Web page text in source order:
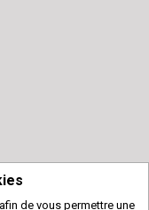
de vous permettre une